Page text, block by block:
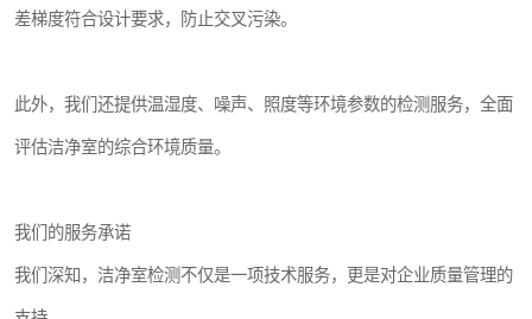
差梯度符合设计要求，防止交叉污染。
此外，我们还提供温湿度、噪声、照度等环境参数的检测服务，全面
评估洁净室的综合环境质量。
我们的服务承诺
我们深知，洁净室检测不仅是一项技术服务，更是对企业质量管理的